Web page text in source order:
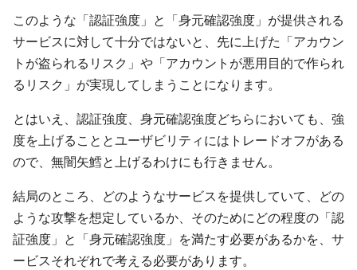
このような「認証強度」と「身元確認強度」が提供される
サービスに対して十分ではないと、先に上げた「アカウン
トが盗られるリスク」や「アカウントが悪用目的で作られ
るリスク」が実現してしまうことになります。
とはいえ、認証強度、身元確認強度どちらにおいても、強
度を上げることとユーザビリティにはトレードオフがある
ので、無闇矢鱈と上げるわけにも行きません。
結局のところ、どのようなサービスを提供していて、どの
ような攻撃を想定しているか、そのためにどの程度の「認
証強度」と「身元確認強度」を満たす必要があるかを、サ
ービスそれぞれで考える必要があります。